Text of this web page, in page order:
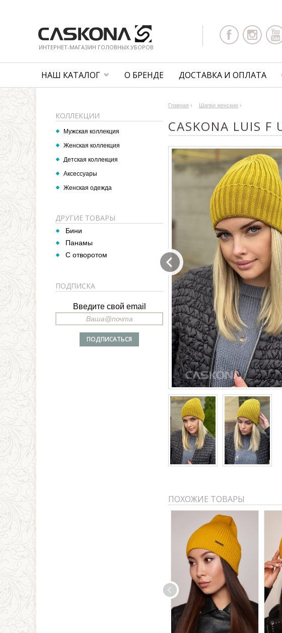
ИНТЕРНЕТ-МАГАЗИН ГОЛОВНЫХ УБОРОВ
НАШ КАТАЛОГ О БРЕНДЕ ДОСТАВКА И ОПЛАТА
Главная › Шапки женские ›
CASKONA LUIS
ПОХОЖИЕ ТОВАРЫ
КОЛЛЕКЦИИ
Мужская коллекция
Женская коллекция
Детская коллекция
Аксессуары
Женская одежда
ДРУГИЕ ТОВАРЫ
Бини
Панамы
С отворотом
ПОДПИСКА
Введите свой email